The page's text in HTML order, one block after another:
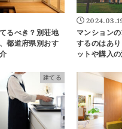
るべき？別荘地
都道府県別おす
マンション
するのはあ
ットや購入
建てる